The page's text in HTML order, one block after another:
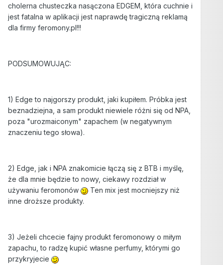
cholerna chusteczka nasączona EDGEM, która cuchnie i
jest fatalna w aplikacji jest naprawdę tragiczną reklamą
dla firmy feromony.pl!!!
PODSUMOWUJĄC:
1) Edge to najgorszy produkt, jaki kupiłem. Próbka jest
beznadziejna, a sam produkt niewiele różni się od NPA,
poza "urozmaiconym" zapachem (w negatywnym
znaczeniu tego słowa).
2) Edge, jak i NPA znakomicie łączą się z BTB i myślę,
że dla mnie będzie to nowy, ciekawy rozdział w
używaniu feromonów
Ten mix jest mocniejszy niż
inne droższe produkty.
3) Jeżeli chcecie fajny produkt feromonowy o miłym
zapachu, to radzę kupić własne perfumy, którymi go
przykryjecie